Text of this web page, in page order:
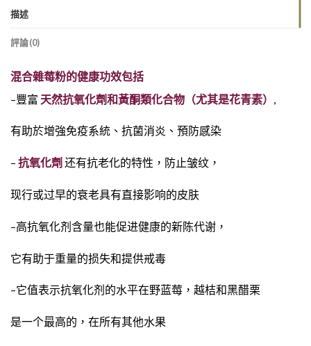
描述
評論(0)
混合雜莓粉的健康功效包括
–豐富 天然抗氧化劑和黃酮類化合物（尤其是花青素）
有助於增強免疫系統、抗菌消炎、預防感染
– 抗氧化劑 还有抗老化的特性，防止皱纹，
现行或过早的衰老具有直接影响的皮肤
–高抗氧化剂含量也能促进健康的新陈代谢，
它有助于重量的损失和提供戒毒
–它值表示抗氧化剂的水平在野蓝莓，越桔和黑醋栗
是一个最高的，在所有其他水果